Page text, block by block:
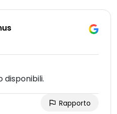
disponibili.
Rapporto